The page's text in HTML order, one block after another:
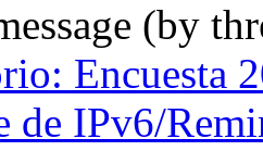
(by
Encuesta
de IPv6/